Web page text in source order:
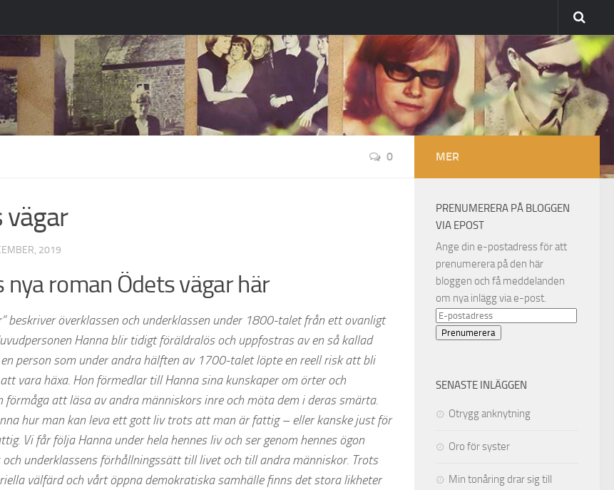
0
vägar
2019
nya roman Ödets vägar här
beskriver överklassen och underklassen under 1800-talet från ett ovanligt
Hanna blir tidigt föräldralös och uppfostras av en så kallad
person som under andra hälften av 1700-talet löpte en reell risk att bli
vara häxa. Hon förmedlar till Hanna sina kunskaper om örter och
förmåga att läsa av andra människors inre och möta dem i deras smärta.
hur man kan leva ett gott liv trots att man är fattig – eller kanske just för
Vi får följa Hanna under hela hennes liv och ser genom hennes ögon
och underklassens förhållningssätt till livet och till andra människor. Trots
välfärd och vårt öppna demokratiska samhälle finns det stora likheter
MER
PRENUMERERA PÅ BLOGGEN
VIA EPOST
Ange din e-postadress för att
prenumerera på den här
bloggen och få meddelanden
om nya inlägg via e-post.
E-
postadress
Prenumerera
SENASTE INLÄGGEN
Otrygg anknytning
Oro för syster
Min tonåring drar sig till